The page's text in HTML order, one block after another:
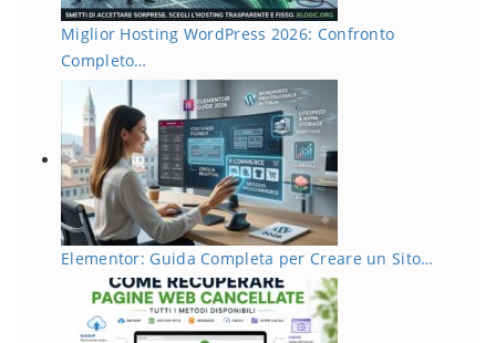
Miglior Hosting WordPress 2026: Confronto
Completo…
Elementor: Guida Completa per Creare un Sito…